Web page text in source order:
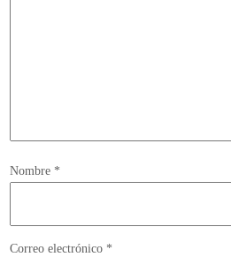
Nombre *
Correo electrónico *